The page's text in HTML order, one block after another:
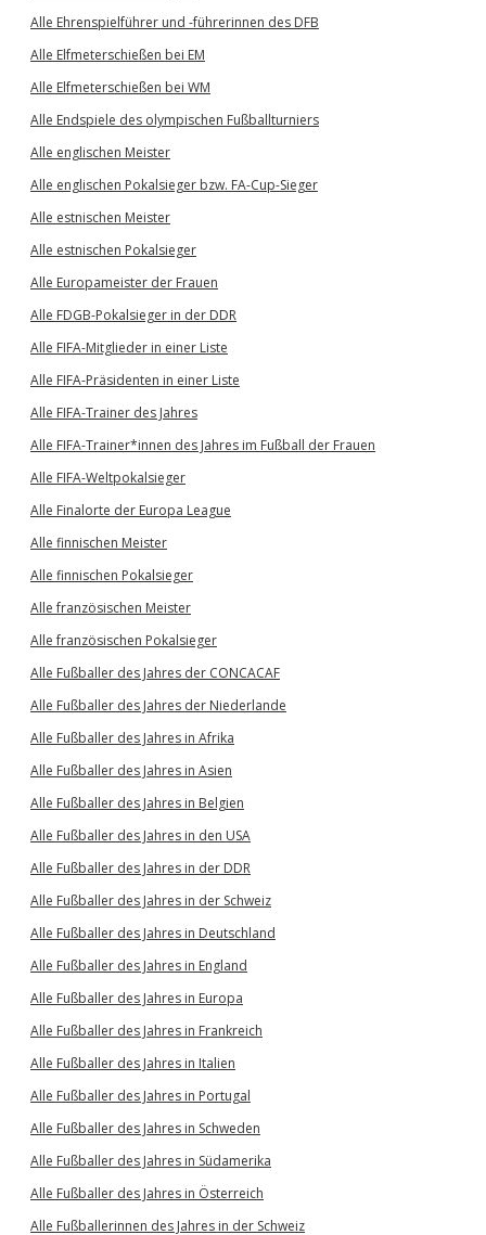
Alle Ehrenspielführer und -führerinnen des DFB
Alle Elfmeterschießen bei EM
Alle Elfmeterschießen bei WM
Alle Endspiele des olympischen Fußballturniers
Alle englischen Meister
Alle englischen Pokalsieger bzw. FA-Cup-Sieger
Alle estnischen Meister
Alle estnischen Pokalsieger
Alle Europameister der Frauen
Alle FDGB-Pokalsieger in der DDR
Alle FIFA-Mitglieder in einer Liste
Alle FIFA-Präsidenten in einer Liste
Alle FIFA-Trainer des Jahres
Alle FIFA-Trainer*innen des Jahres im Fußball der Frauen
Alle FIFA-Weltpokalsieger
Alle Finalorte der Europa League
Alle finnischen Meister
Alle finnischen Pokalsieger
Alle französischen Meister
Alle französischen Pokalsieger
Alle Fußballer des Jahres der CONCACAF
Alle Fußballer des Jahres der Niederlande
Alle Fußballer des Jahres in Afrika
Alle Fußballer des Jahres in Asien
Alle Fußballer des Jahres in Belgien
Alle Fußballer des Jahres in den USA
Alle Fußballer des Jahres in der DDR
Alle Fußballer des Jahres in der Schweiz
Alle Fußballer des Jahres in Deutschland
Alle Fußballer des Jahres in England
Alle Fußballer des Jahres in Europa
Alle Fußballer des Jahres in Frankreich
Alle Fußballer des Jahres in Italien
Alle Fußballer des Jahres in Portugal
Alle Fußballer des Jahres in Schweden
Alle Fußballer des Jahres in Südamerika
Alle Fußballer des Jahres in Österreich
Alle Fußballerinnen des Jahres in der Schweiz